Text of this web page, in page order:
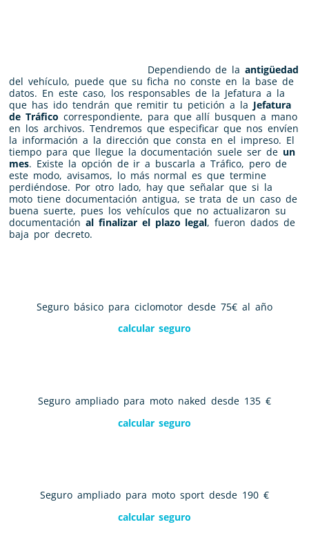
Dependiendo de la antigüedad
del vehículo, puede que su ficha no conste en la base de
datos. En este caso, los responsables de la Jefatura a la
que has ido tendrán que remitir tu petición a la Jefatura
de Tráfico correspondiente, para que allí busquen a mano
en los archivos. Tendremos que especificar que nos envíen
la información a la dirección que consta en el impreso. El
tiempo para que llegue la documentación suele ser de un
mes. Existe la opción de ir a buscarla a Tráfico, pero de
este modo, avisamos, lo más normal es que termine
perdiéndose. Por otro lado, hay que señalar que si la
moto tiene documentación antigua, se trata de un caso de
buena suerte, pues los vehículos que no actualizaron su
documentación al finalizar el plazo legal, fueron dados de
baja por decreto.
Seguro básico para ciclomotor desde 75€ al año
calcular seguro
Seguro ampliado para moto naked desde 135 €
calcular seguro
Seguro ampliado para moto sport desde 190 €
calcular seguro